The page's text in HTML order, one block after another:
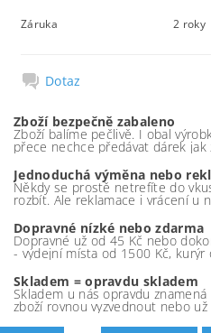
Záruka 2 roky
Dotaz
Zboží bezpečně zabaleno
Zboží balíme pečlivě. I obal
přece nechce předávat dárek jak
Jednoduchá výměna nebo
Někdy se prostě netrefíte do
rozbít. Ale reklamace i vrácení u
Dopravné nízké nebo zdarma
Dopravné už od 45 Kč nebo
- výdejní místa od 1500 Kč, kurýr
Skladem = opravdu skladem
Skladem u nás opravdu
zboží rovnou vyzvednout nebo